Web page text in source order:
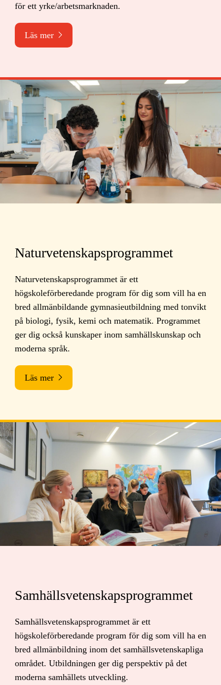
för ett yrke/arbetsmarknaden.
Läs mer
Naturvetenskapsprogrammet
Naturvetenskapsprogrammet är ett
högskoleförberedande program för dig som vill ha en
bred allmänbildande gymnasieutbildning med tonvikt
på biologi, fysik, kemi och matematik. Programmet
ger dig också kunskaper inom samhällskunskap och
moderna språk.
Läs mer
Samhällsvetenskapsprogrammet
Samhällsvetenskapsprogrammet är ett
högskoleförberedande program för dig som vill ha en
bred allmänbildning inom det samhällsvetenskapliga
området. Utbildningen ger dig perspektiv på det
moderna samhällets utveckling.